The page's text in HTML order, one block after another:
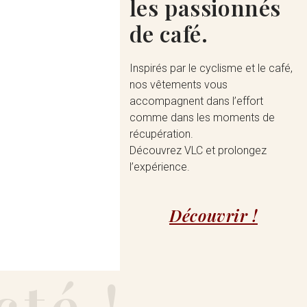
les passionnés
de café.
Inspirés par le cyclisme et le café,
nos vêtements vous
accompagnent dans l’effort
comme dans les moments de
récupération.
Découvrez VLC et prolongez
l’expérience.
Découvrir !